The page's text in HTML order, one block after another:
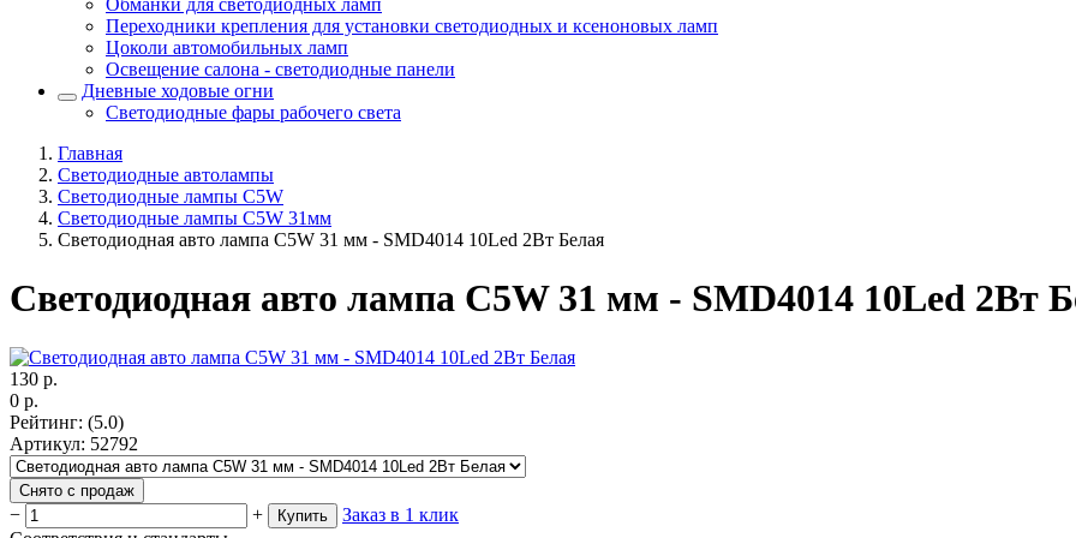
Обманки для светодиодных ламп
Переходники крепления для установки светодиодных и ксеноновых ламп
Цоколи автомобильных ламп
Освещение салона - светодиодные панели
Дневные ходовые огни
Светодиодные фары рабочего света
Главная
Светодиодные автолампы
Светодиодные лампы C5W
Светодиодные лампы C5W 31мм
Светодиодная авто лампа C5W 31 мм - SMD4014 10Led 2Вт Белая
Светодиодная авто лампа C5W 31 мм - SMD4014 10Led 2Вт
130 р.
0 р.
Рейтинг: (5.0)
Артикул: 52792
Снято с продаж
− + Купить
Заказ в 1 клик